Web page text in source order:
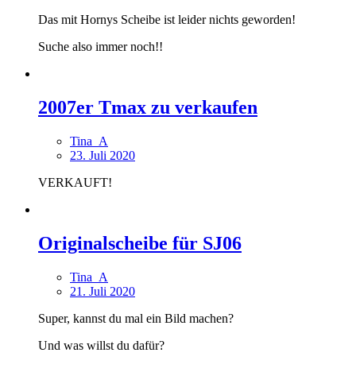
Das mit Hornys Scheibe ist leider nichts geworden!
Suche also immer noch!!
2007er Tmax zu verkaufen
Tina_A
23. Juli 2020
VERKAUFT!
Originalscheibe für SJ06
Tina_A
21. Juli 2020
Super, kannst du mal ein Bild machen?
Und was willst du dafür?